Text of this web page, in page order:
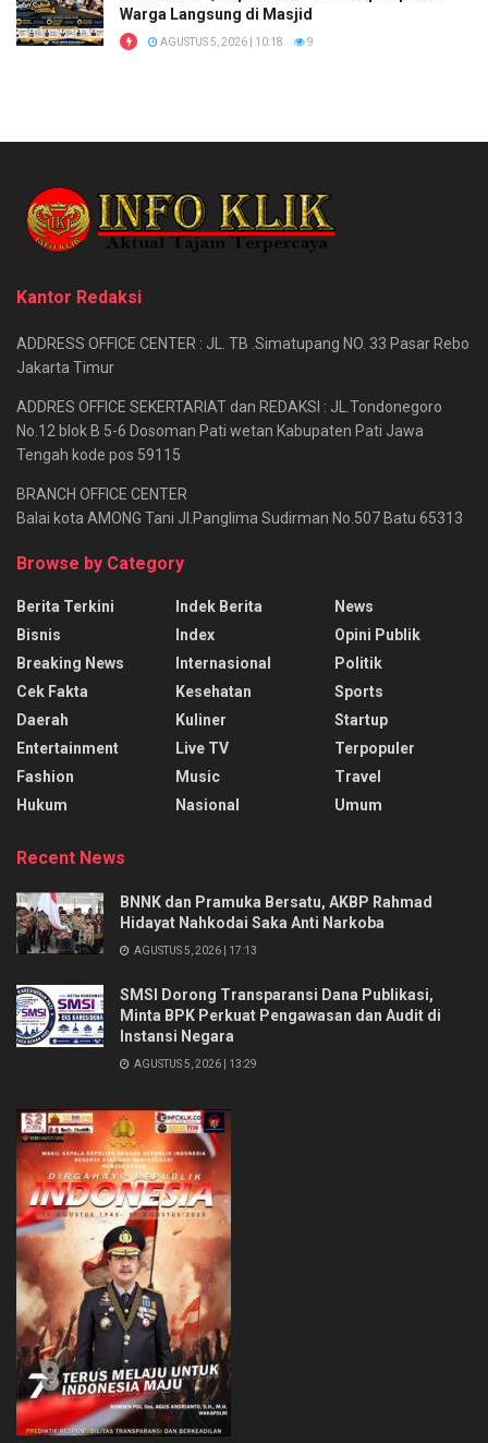
Warga Langsung di Masjid
AGUSTUS 5, 2026 | 10:18 9
Kantor Redaksi
ADDRESS OFFICE CENTER : JL. TB .Simatupang NO. 33 Pasar Rebo
Jakarta Timur
ADDRES OFFICE SEKERTARIAT dan REDAKSI : JL.Tondonegoro
No.12 blok B 5-6 Dosoman Pati wetan Kabupaten Pati Jawa
Tengah kode pos 59115
BRANCH OFFICE CENTER
Balai kota AMONG Tani Jl.Panglima Sudirman No.507 Batu 65313
Browse by Category
Berita Terkini
Bisnis
Breaking News
Cek Fakta
Daerah
Entertainment
Fashion
Hukum
Indek Berita
Index
Internasional
Kesehatan
Kuliner
Live TV
Music
Nasional
News
Opini Publik
Politik
Sports
Startup
Terpopuler
Travel
Umum
Recent News
BNNK dan Pramuka Bersatu, AKBP Rahmad
Hidayat Nahkodai Saka Anti Narkoba
AGUSTUS 5, 2026 | 17:13
SMSI Dorong Transparansi Dana Publikasi,
Minta BPK Perkuat Pengawasan dan Audit di
Instansi Negara
AGUSTUS 5, 2026 | 13:29